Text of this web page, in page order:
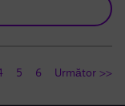
5 6 Următor >>